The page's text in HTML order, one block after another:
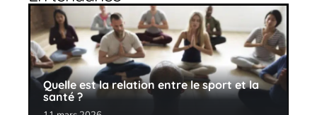
Quelle est la relation entre le sport et la
santé ?